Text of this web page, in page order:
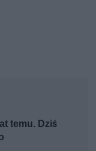
temu. Dziś